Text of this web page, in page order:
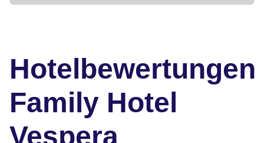
Hotelbewertungen
Family Hotel
Vespera